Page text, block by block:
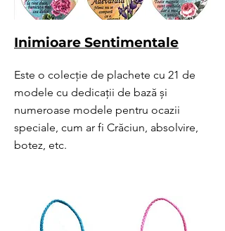
Inimioare Sentimentale
Este o colecție de plachete cu 21 de
modele cu dedicații de bază și
numeroase modele pentru ocazii
speciale, cum ar fi Crăciun, absolvire,
botez, etc.